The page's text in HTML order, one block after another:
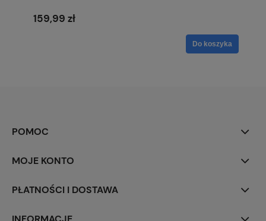
159,99 zł
Do koszyka
POMOC
MOJE KONTO
PŁATNOŚCI I DOSTAWA